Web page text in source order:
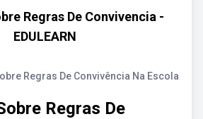
Regras De Convivencia -
EDULEARN
Regras De Convivência Na Escola
Regras De